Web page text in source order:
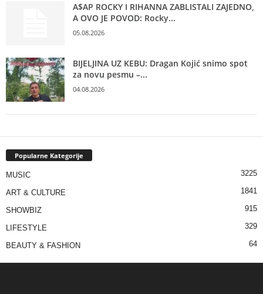
A$AP ROCKY I RIHANNA ZABLISTALI ZAJEDNO,
A OVO JE POVOD: Rocky...
05.08.2026
BIJELJINA UZ KEBU: Dragan Kojić snimo spot
za novu pesmu –...
04.08.2026
Popularne Kategorije
MUSIC 3225
ART & CULTURE 1841
SHOWBIZ 915
LIFESTYLE 329
BEAUTY & FASHION 64